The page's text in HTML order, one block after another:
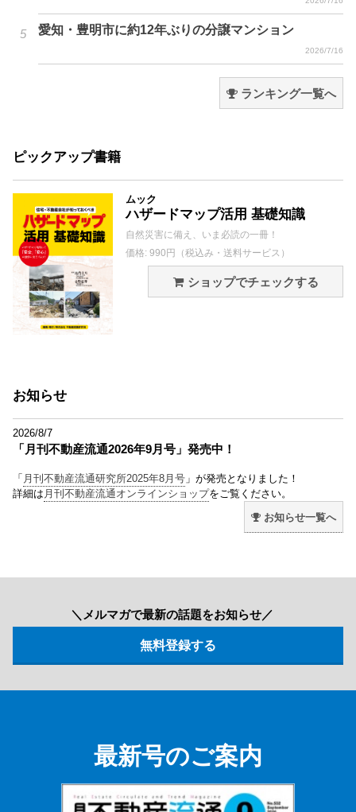
愛知・豊明市に約12年ぶりの分譲マンション
2026/7/16
ランキング一覧へ
ピックアップ書籍
ムック
ハザードマップ活用 基礎知識
自然災害に備え、いま必読の一冊！
価格: 990円（税込み・送料サービス）
ショップでチェックする
お知らせ
2026/8/7
「月刊不動産流通2026年9月号」発売中！
「 月刊不動産流通研究所2025年8月号 」が発売となりました！
詳細は 月刊不動産流通オンラインショップをご覧ください。
お知らせ一覧へ
＼メルマガで最新の話題をお知らせ／
最新号のご案内